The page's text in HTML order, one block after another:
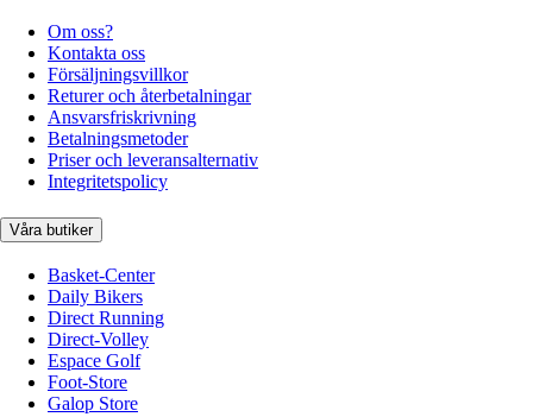
Om oss?
Kontakta oss
Försäljningsvillkor
Returer och återbetalningar
Ansvarsfriskrivning
Betalningsmetoder
Priser och leveransalternativ
Integritetspolicy
Våra butiker
Basket-Center
Daily Bikers
Direct Running
Direct-Volley
Espace Golf
Foot-Store
Galop Store